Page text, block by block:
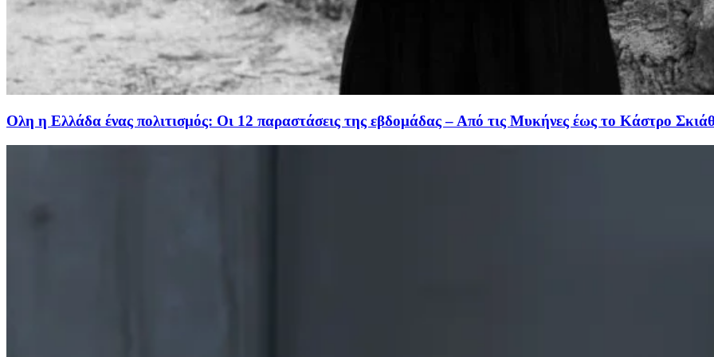
Ολη η Ελλάδα ένας πολιτισμός: Οι 12 παραστάσεις της εβδομάδας – Από τις Μυκήνες έως το Κάστρο